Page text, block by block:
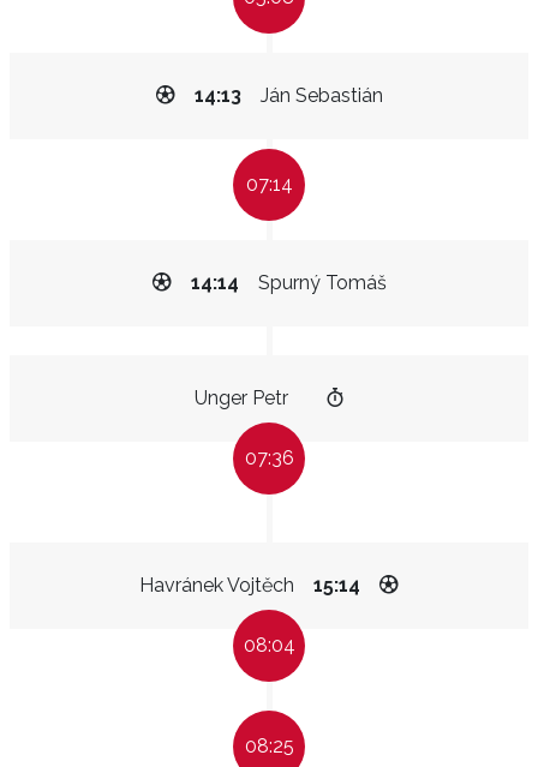
Ján Sebastián
14:13
07:14
Spurný Tomáš
14:14
Unger Petr
07:36
Havránek Vojtěch 15:14
08:04
08:25